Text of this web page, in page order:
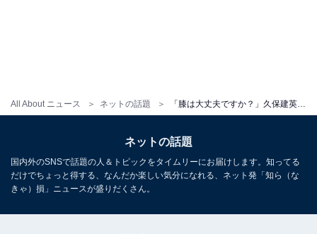
All About ニュース ネットの話題
ネットの話題
国内外のSNSで話題の人＆トピックをタイムリーにお届けします。知ってる
だけでちょっと得する、なんだか楽しい気分になれる、ネット発「知ら（な
きゃ）損」ニュースが盛りだくさん。